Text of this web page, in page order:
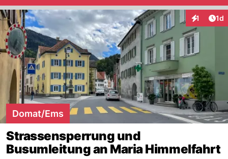
1 1d
Domat/Ems
Strassensperrung und
Busumleitung an Maria Himmelfahrt